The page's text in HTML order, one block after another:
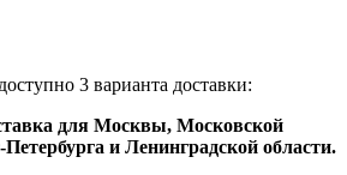
3 варианта доставки:
для Москвы, Московской
и Ленинградской области.